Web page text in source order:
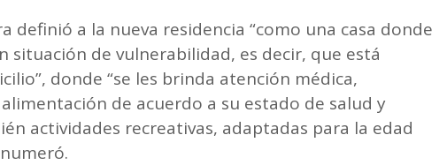
definió a la nueva residencia “como una casa donde
situación de vulnerabilidad, es decir, que está
donde “se les brinda atención médica,
de acuerdo a su estado de salud y
actividades recreativas, adaptadas para la edad